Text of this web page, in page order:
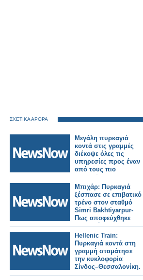
ΣΧΕΤΙΚΑ ΑΡΘΡΑ
Μεγάλη πυρκαγιά
κοντά στις γραμμές
διέκοψε όλες τις
υπηρεσίες προς έναν
από τους πιο
πολυσύχναστους
σιδηροδρομικούς
σταθμούς του
Λονδίνου.
Μπιχάρ: Πυρκαγιά
ξέσπασε σε επιβατικό
τρένο στον σταθμό
Simri Bakhtiyarpur-
Πως αποφεύχθηκε
τραγωδία.
Hellenic Train:
Πυρκαγιά κοντά στη
γραμμή σταμάτησε
την κυκλοφορία
Σίνδος–Θεσσαλονίκη.